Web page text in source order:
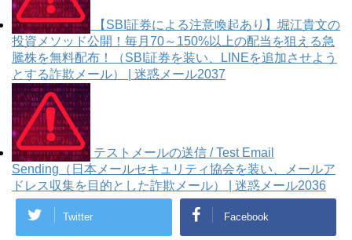
【SBI証券による注意喚起あり】堀江貴文の
投資メソッド公開！毎月70～150%以上の配当を狙える急
騰株を無料配布！（SBI証券を装い、LINEを追加させよう
とする詐欺メール） | 迷惑メール2037
テストメールの送信 / Test Email
Sending（日本メールセキュリティ協会を装い、メールア
ドレス収集を目的とした詐欺メール） | 迷惑メール2036
Twitter Facebook